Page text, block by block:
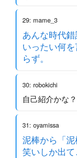
29: mame_3
あんな時代
いったい何
らず。
30: robokichi
自己紹介かな？
31: oyamissa
泥棒から「
笑いしか出